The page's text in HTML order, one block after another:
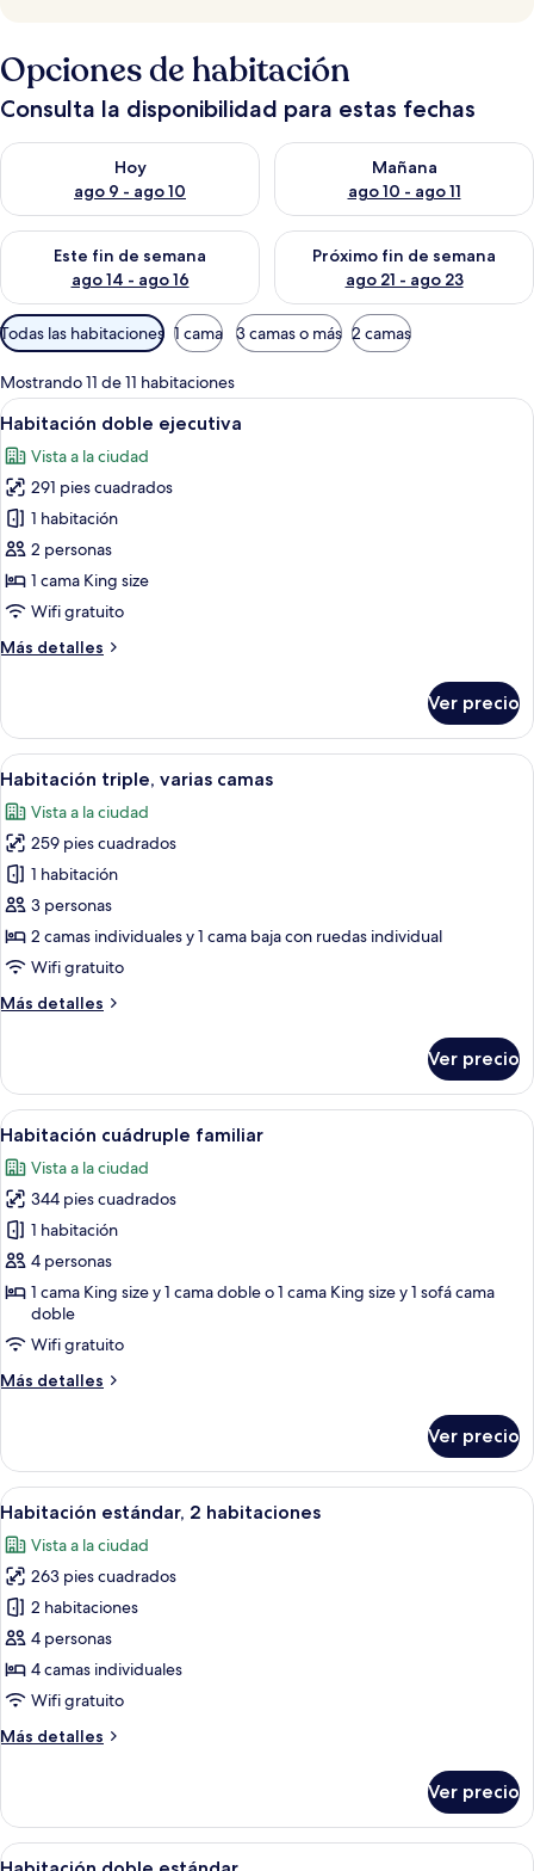
Opciones de habitación
Consulta la disponibilidad para estas fechas
Hoy
ago 9 - ago 10
Consulta la disponibilidad para hoy ago 9 - ago 10
Mañana
ago 10 - ago 11
Consulta la disponibilidad
Este fin de semana
ago 14 - ago 16
Consulta la disponibilidad para este fin de semana ago 14 -
Próximo fin de semana
ago 21 - ago 23
Consulta la disponibilidad
Filtros
disponibles
para
las
habitaciones
Todas las habitaciones 1 cama 3 camas o más 2 camas
Mostrando 11 de 11 habitaciones
Abrir
todas
las
fotos
de
Habitación
doble
ejecutiva
Una habitación de hotel moderna
11
Habitación doble ejecutiva
Vista a la ciudad
291 pies cuadrados
1 habitación
2 personas
1 cama King size
Wifi gratuito
Más detalles
Más
doble
ejecutiva
Ver precio
Abrir
todas
las
fotos
de
Habitación
triple,
varias
Una habitación de hotel con una
9
Habitación triple, varias camas
Vista a la ciudad
259 pies cuadrados
1 habitación
3 personas
2 camas individuales y 1 cama baja con ruedas individual
Wifi gratuito
Más detalles
Más
triple,
varias
camas
Ver precio
Abrir
todas
las
fotos
de
Habitación
cuádruple
familiar
Habitación de hotel con dos camas,
14
Habitación cuádruple familiar
Vista a la ciudad
344 pies cuadrados
1 habitación
4 personas
1 cama King size y 1 cama doble o 1 cama King size y 1 sofá cama
doble
Wifi gratuito
Más detalles
Más
cuádruple
familiar
Ver precio
Abrir
todas
las
fotos
de
Habitación
estándar,
2
habitaciones
Una habitación de hotel con una
11
Habitación estándar, 2 habitaciones
Vista a la ciudad
263 pies cuadrados
2 habitaciones
4 personas
4 camas individuales
Wifi gratuito
Más detalles
Más
estándar,
habitaciones
Ver precio
Abrir
Habitación de hotel con cama,
13